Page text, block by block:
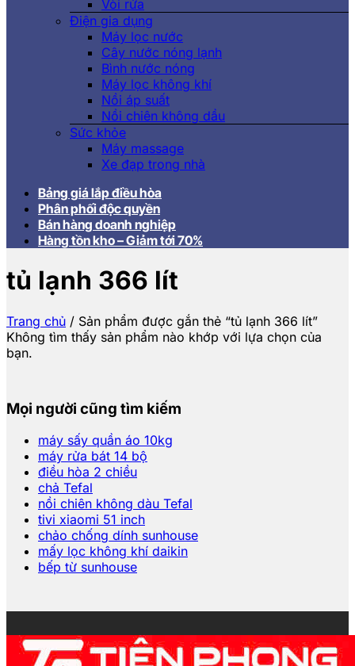
Vòi rửa
Điện gia dụng
Máy lọc nước
Cây nước nóng lạnh
Bình nước nóng
Máy lọc không khí
Nồi áp suất
Nồi chiên không dầu
Sức khỏe
Máy massage
Xe đạp trong nhà
Bảng giá lắp điều hòa
Phân phối độc quyền
Bán hàng doanh nghiệp
Hàng tồn kho – Giảm tới 70%
tủ lạnh 366 lít
Trang chủ / Sản phẩm được gắn thẻ “tủ lạnh 366 lít”
Không tìm thấy sản phẩm nào khớp với lựa chọn của
bạn.
Mọi người cũng tìm kiếm
máy sấy quần áo 10kg
máy rửa bát 14 bộ
điều hòa 2 chiều
chả Tefal
nồi chiên không dàu Tefal
tivi xiaomi 51 inch
chảo chống dính sunhouse
mấy lọc không khí daikin
bếp từ sunhouse